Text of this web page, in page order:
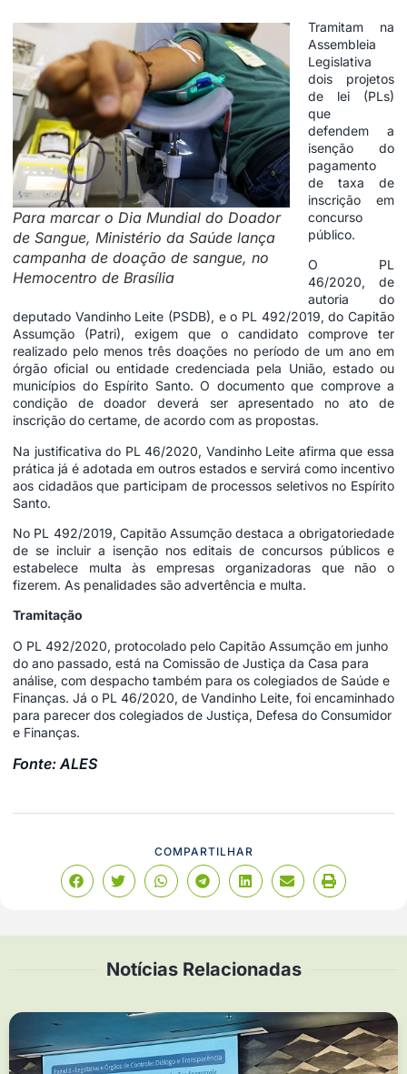
Para marcar o Dia Mundial do Doador
de Sangue, Ministério da Saúde lança
campanha de doação de sangue, no
Hemocentro de Brasília
Tramitam na
Assembleia
Legislativa
dois projetos
de lei (PLs)
que
defendem a
isenção do
pagamento
de taxa de
inscrição em
concurso
público.
O PL
46/2020, de
autoria do
deputado Vandinho Leite (PSDB), e o PL 492/2019, do Capitão
Assumção (Patri), exigem que o candidato comprove ter
realizado pelo menos três doações no período de um ano em
órgão oficial ou entidade credenciada pela União, estado ou
municípios do Espírito Santo. O documento que comprove a
condição de doador deverá ser apresentado no ato de
inscrição do certame, de acordo com as propostas.
Na justificativa do PL 46/2020, Vandinho Leite afirma que essa
prática já é adotada em outros estados e servirá como incentivo
aos cidadãos que participam de processos seletivos no Espírito
Santo.
No PL 492/2019, Capitão Assumção destaca a obrigatoriedade
de se incluir a isenção nos editais de concursos públicos e
estabelece multa às empresas organizadoras que não o
fizerem. As penalidades são advertência e multa.
Tramitação
O PL 492/2020, protocolado pelo Capitão Assumção em junho
do ano passado, está na Comissão de Justiça da Casa para
análise, com despacho também para os colegiados de Saúde e
Finanças. Já o PL 46/2020, de Vandinho Leite, foi encaminhado
para parecer dos colegiados de Justiça, Defesa do Consumidor
e Finanças.
Fonte: ALES
COMPARTILHAR
Notícias Relacionadas